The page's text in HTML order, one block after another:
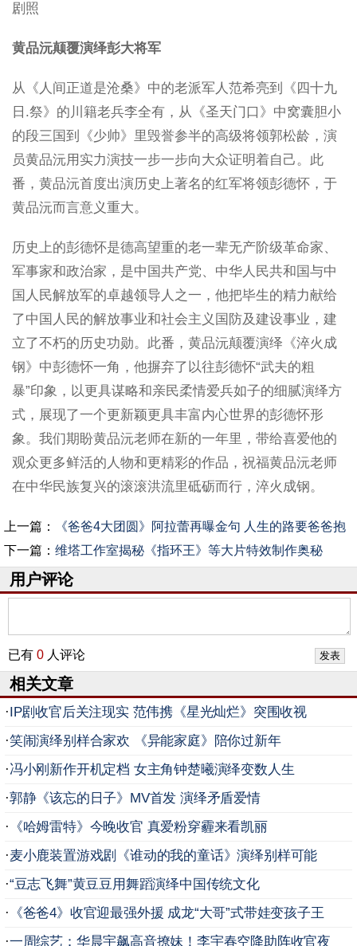
剧照
黄品沅颠覆演绎彭大将军
从《人间正道是沧桑》中的老派军人范希亮到《四十九
日.祭》的川籍老兵李全有，从《圣天门口》中窝囊胆小
的段三国到《少帅》里毁誉参半的高级将领郭松龄，演
员黄品沅用实力演技一步一步向大众证明着自己。此
番，黄品沅首度出演历史上著名的红军将领彭德怀，于
黄品沅而言意义重大。
历史上的彭德怀是德高望重的老一辈无产阶级革命家、
军事家和政治家，是中国共产党、中华人民共和国与中
国人民解放军的卓越领导人之一，他把毕生的精力献给
了中国人民的解放事业和社会主义国防及建设事业，建
立了不朽的历史功勋。此番，黄品沅颠覆演绎《淬火成
钢》中彭德怀一角，他摒弃了以往彭德怀“武夫的粗
暴”印象，以更具谋略和亲民柔情爱兵如子的细腻演绎方
式，展现了一个更新颖更具丰富内心世界的彭德怀形
象。我们期盼黄品沅老师在新的一年里，带给喜爱他的
观众更多鲜活的人物和更精彩的作品，祝福黄品沅老师
在中华民族复兴的滚滚洪流里砥砺而行，淬火成钢。
上一篇：
《爸爸4大团圆》阿拉蕾再曝金句 人生的路要爸爸抱
下一篇： 维塔工作室揭秘《指环王》等大片特效制作奥秘
用户评论
已有 0 人评论
相关文章
·IP剧收官后关注现实 范伟携《星光灿烂》突围收视
·笑闹演绎别样合家欢 《异能家庭》陪你过新年
·冯小刚新作开机定档 女主角钟楚曦演绎变数人生
·郭静《该忘的日子》MV首发 演绎矛盾爱情
· 《哈姆雷特》今晚收官 真爱粉穿霾来看凯丽
·麦小鹿装置游戏剧《谁动的我的童话》演绎别样可能
·“豆志飞舞”黄豆豆用舞蹈演绎中国传统文化
· 《爸爸4》收官迎最强外援 成龙“大哥”式带娃变孩子王
·一周综艺：华晨宇飙高音撩妹！李宇春空降助阵收官夜